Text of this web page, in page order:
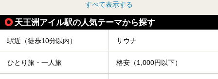
すべて表示する
天王洲アイル駅の人気テーマから探す
駅近（徒歩10分以内） サウナ
ひとり旅・一人旅 格安（1,000円以下）